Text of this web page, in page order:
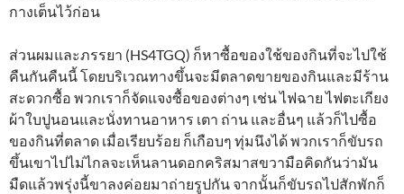
กางเต็นไว้ก่อน
ส่วนผมและภรรยา (HS4TGQ) ก็หาซื้อของใช้ของกินที่จะไปใช้
คืนกันคืนนี้ โดยบริเวณทางขึ้นจะมีตลาดขายของกินและมีร้าน
สะดวกซื้อ พวกเราก็จัดแจงซื้อของต่างๆ เช่น ไฟฉาย ไฟตะเกียง
ผ้าใบปูนอนและนั่งทานอาหาร เตา ถ่าน และอื่นๆ แล้วก็ไปซื้อ
ของกินที่ตลาด เมื่อเรียบร้อย ก็เกือบๆ ทุ่มนึงได้ พวกเราก็ขับรถ
ขึ้นเขาไปไม่ไกลจะเห็นลานดอกคริสมาสขวามือคิดกันว่ามัน
มืดแล้วพรุ่งนี้ขาลงค่อยมาถ่ายรูปกัน จากนั้นก็ขับรถไปสักพักก็